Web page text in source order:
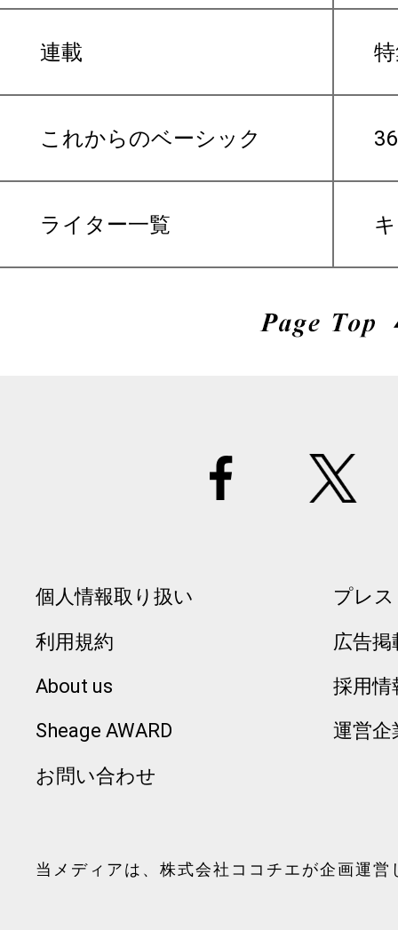
連載
これからのベーシック
ライター一覧
個人情報取り扱い
利用規約
About us
Sheage AWARD
お問い合わせ
プレ
広告掲
採用情
運営企
当メディアは、 株式会社ココチエが企画運営